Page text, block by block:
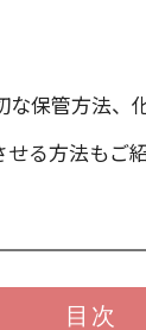
保管方法
る方法もご
目次